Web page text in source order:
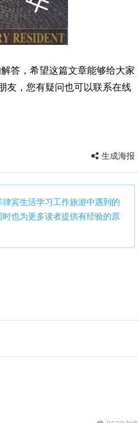
答，希望这篇文章能够给大家
友，您有疑问也可以联系在线
生成海报
宾生活学习工作旅游中遇到的
也为更多读者提供有经验的原